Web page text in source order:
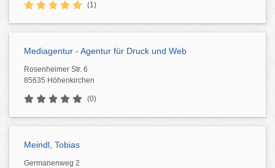
(1)
Mediagentur - Agentur für Druck und Web
Rosenheimer Str. 6
85635 Höhenkirchen
(0)
Meindl, Tobias
Germanenweg 2